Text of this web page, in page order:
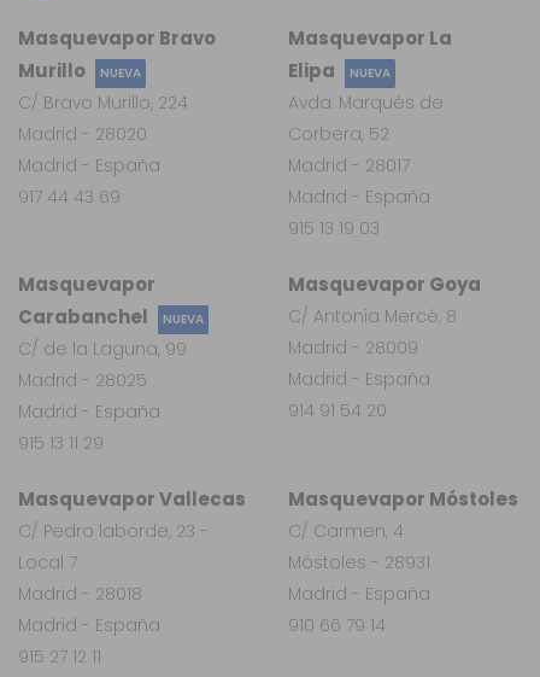
Masquevapor
Carabanchel
NUEVA
C/ de la Laguna, 99
Madrid - 28025
Madrid - España
915 13 11 29
Masquevapor Vallecas
C/ Pedro laborde, 23 -
Local 7
Madrid - 28018
Madrid - España
915 27 12 11
Masquevapor Móstoles
C/ Carmen, 4
Móstoles - 28931
Madrid - España
910 66 79 14
Masquevapor Goya
C/ Antonia Mercé, 8
Madrid - 28009
Madrid - España
914 91 54 20
Masquevapor La
Elipa
NUEVA
Avda. Marqués de
Corbera, 52
Madrid - 28017
Madrid - España
915 13 19 03
Masquevapor Bravo
Murillo
NUEVA
C/ Bravo Murillo, 224
Madrid - 28020
Madrid - España
917 44 43 69